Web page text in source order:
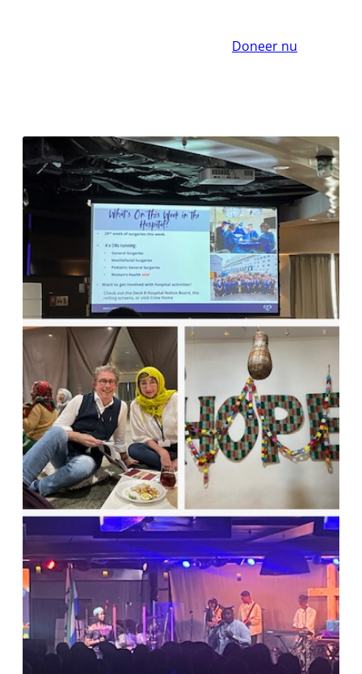
Doneer nu